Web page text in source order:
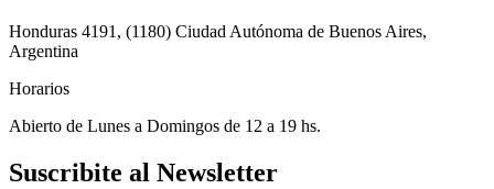
Honduras 4191, (1180) Ciudad Autónoma de Buenos Aires,
Argentina
Horarios
Abierto de Lunes a Domingos de 12 a 19 hs.
Suscribite al Newsletter